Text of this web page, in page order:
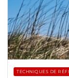
TECHNIQUES DE